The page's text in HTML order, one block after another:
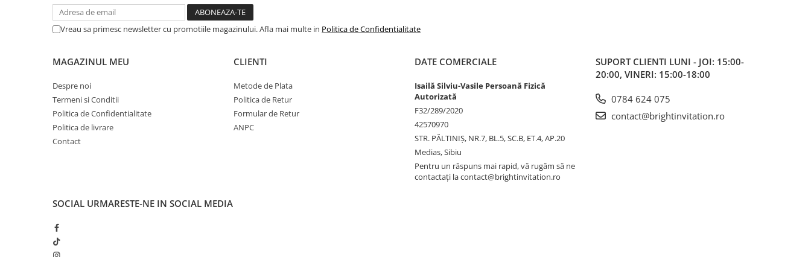
Vreau sa primesc newsletter cu promotiile magazinului. Afla mai multe in Politica de Confidentialitate
MAGAZINUL MEU
Despre noi
Termeni si Conditii
Politica de Confidentialitate
Politica de livrare
Contact
CLIENTI
Metode de Plata
Politica de Retur
Formular de Retur
ANPC
DATE COMERCIALE
Isailă Silviu-Vasile Persoană Fizică
Autorizată
F32/289/2020
42570970
STR. PĂLTINIŞ, NR.7, BL.5, SC.B, ET.4, AP.20
Medias, Sibiu
Pentru un răspuns mai rapid, vă rugăm să ne
contactați la contact@brightinvitation.ro
SUPORT CLIENTI LUNI - JOI: 15:00-
20:00, VINERI: 15:00-18:00
0784 624 075
contact@brightinvitation.ro
SOCIAL URMARESTE-NE IN SOCIAL MEDIA